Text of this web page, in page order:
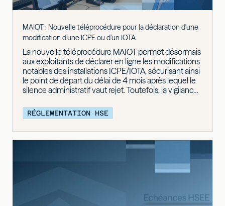
MAIOT : Nouvelle téléprocédure pour la déclaration d'une
modification d’une ICPE ou d’un IOTA
La nouvelle téléprocédure MAIOT permet désormais
aux exploitants de déclarer en ligne les modifications
notables des installations ICPE/IOTA, sécurisant ainsi
le point de départ du délai de 4 mois après lequel le
silence administratif vaut rejet. Toutefois, la vigilance
changements d'exploitant ou aux cessations
d'activité doivent impérativement conserver le
RÉGLEMENTATION HSE